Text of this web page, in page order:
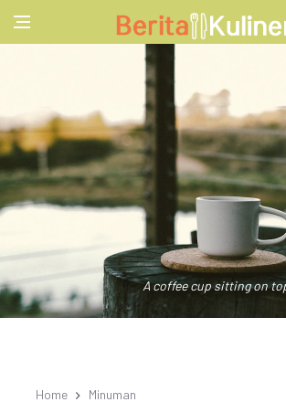
A coffee cup sitting on
Home Minuman